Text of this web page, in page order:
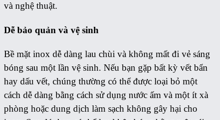
và nghệ thuật.
Dễ bảo quản và vệ sinh
Bề mặt inox dễ dàng lau chùi và không mất đi vẻ sáng
bóng sau một lần vệ sinh. Nếu bạn gặp bất kỳ vết bẩn
hay dấu vết, chúng thường có thể được loại bỏ một
cách dễ dàng bằng cách sử dụng nước ấm và một ít xà
phòng hoặc dung dịch làm sạch không gây hại cho